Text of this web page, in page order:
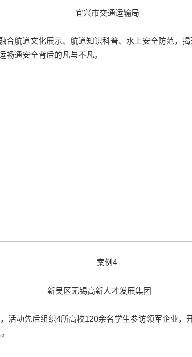
宜兴市交通运输局
合航道文化展示、航道知识科普、水上安全防范，
畅通安全背后的凡与不凡。
案例4
新吴区无锡高新人才发展集团
动先后组织4所高校120余名学生参访领军企业，